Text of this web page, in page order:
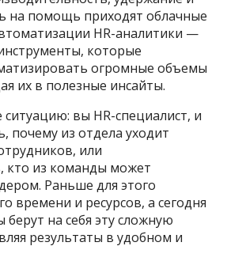
на помощь приходят облачные
HR-аналитики —
которые
огромные объемы
их в полезные инсайты.
ситуацию: вы HR-специалист, и
почему из отдела уходит
или
кто из команды может
Раньше для этого
времени и ресурсов, а сегодня
берут на себя эту сложную
результаты в удобном и